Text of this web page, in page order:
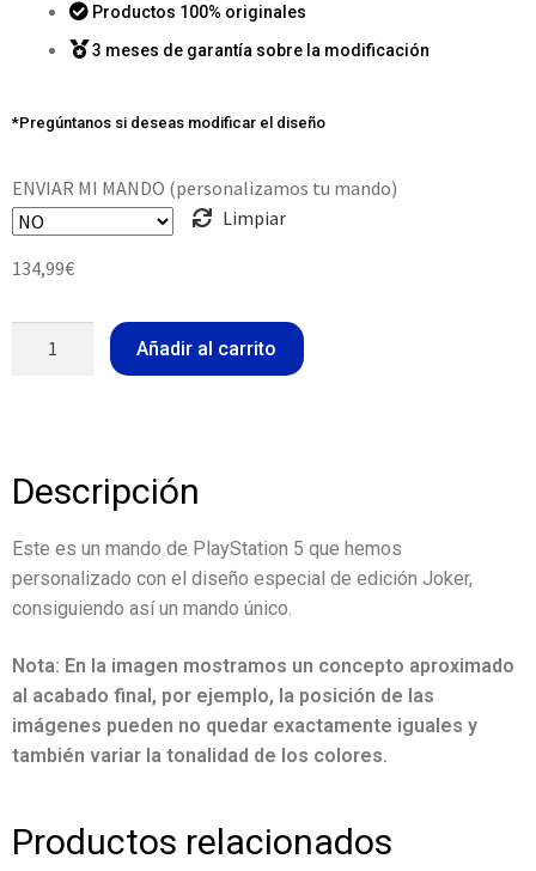
Productos 100% originales
3 meses de garantía sobre la modificación
*Pregúntanos si deseas modificar el diseño
ENVIAR MI MANDO (personalizamos tu mando)
Limpiar
134,99€
Añadir al carrito
Descripción
Este es un mando de PlayStation 5 que hemos
personalizado con el diseño especial de edición Joker,
consiguiendo así un mando único.
Nota: En la imagen mostramos un concepto aproximado
al acabado final, por ejemplo, la posición de las
imágenes pueden no quedar exactamente iguales y
también variar la tonalidad de los colores.
Productos relacionados